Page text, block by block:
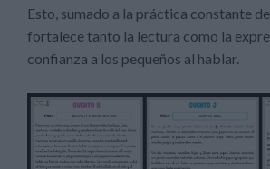
Esto, sumado a la práctica constante
fortalece tanto la lectura como la
confianza a los pequeños al hablar.